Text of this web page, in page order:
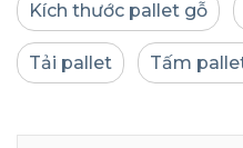
Kích thước pallet gỗ
Tải pallet Tấm